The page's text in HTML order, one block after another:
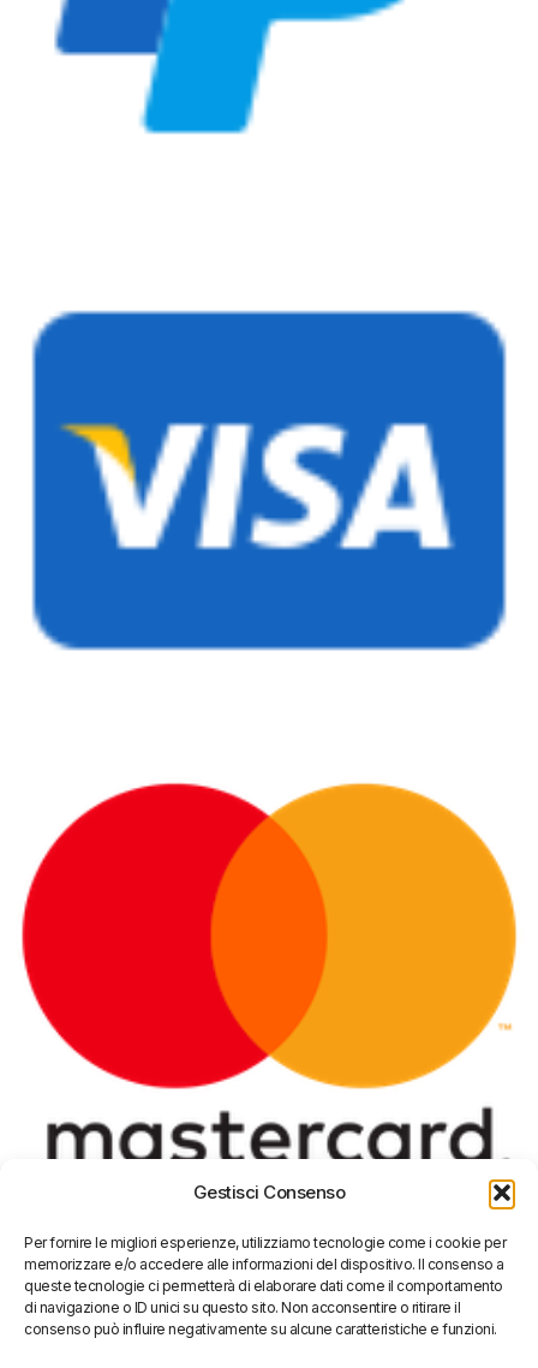
Gestisci Consenso
Per fornire le migliori esperienze, utilizziamo tecnologie come i cookie per
memorizzare e/o accedere alle informazioni del dispositivo. Il consenso a
queste tecnologie ci permetterà di elaborare dati come il comportamento
di navigazione o ID unici su questo sito. Non acconsentire o ritirare il
consenso può influire negativamente su alcune caratteristiche e funzioni.
Via Carlo De Angeli, 3
20141 Milano MI